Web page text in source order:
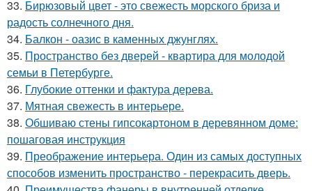
33. Бирюзовый цвет - это свежесть морского бриза и
радость солнечного дня.
34. Балкон - оазис в каменных джунглях.
35. Пространство без дверей - квартира для молодой
семьи в Петербурге.
36. Глубокие оттенки и фактура дерева.
37. Мятная свежесть в интерьере.
38. Обшиваю стены гипсокартоном в деревянном доме:
пошаговая инструкция
39. Преображение интерьера. Один из самых доступных
способов изменить пространство - перекрасить дверь.